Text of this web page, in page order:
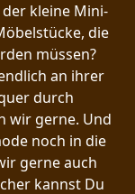
kleine Mini-
die
müssen?
an ihrer
durch
wir gerne. Und
noch in die
gerne auch
kannst Du